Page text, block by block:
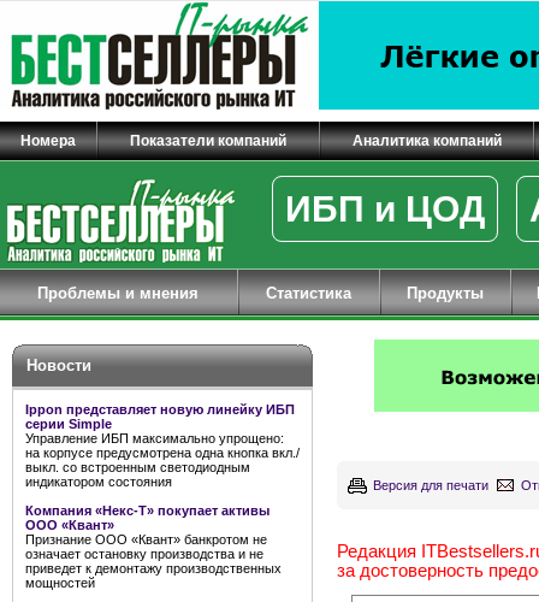
Номера Показатели компаний Аналитика компаний
ИБП и ЦОД
Проблемы и мнения Статистика Продукты
Новости
Ippon представляет новую линейку ИБП
серии Simple
Управление ИБП максимально упрощено:
на корпусе предусмотрена одна кнопка вкл./
выкл. со встроенным светодиодным
индикатором состояния
Компания «Некс-Т» покупает активы
ООО «Квант»
Признание ООО «Квант» банкротом не
означает остановку производства и не
приведет к демонтажу производственных
мощностей
Версия для печати
Редакция
за достоверность